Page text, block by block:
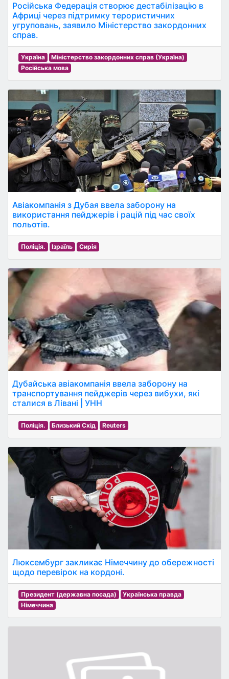
Російська Федерація створює дестабілізацію в
Африці через підтримку терористичних
угруповань, заявило Міністерство закордонних
справ.
Україна
Міністерство закордонних справ (Україна)
Російська мова
Авіакомпанія з Дубая ввела заборону на
використання пейджерів і рацій під час своїх
польотів.
Поліція. Ізраїль Сирія
Дубайська авіакомпанія ввела заборону на
транспортування пейджерів через вибухи, які
сталися в Лівані | УНН
Поліція. Близький Схід Reuters
Люксембург закликає Німеччину до обережності
щодо перевірок на кордоні.
Президент (державна посада)
Українська правда
Німеччина